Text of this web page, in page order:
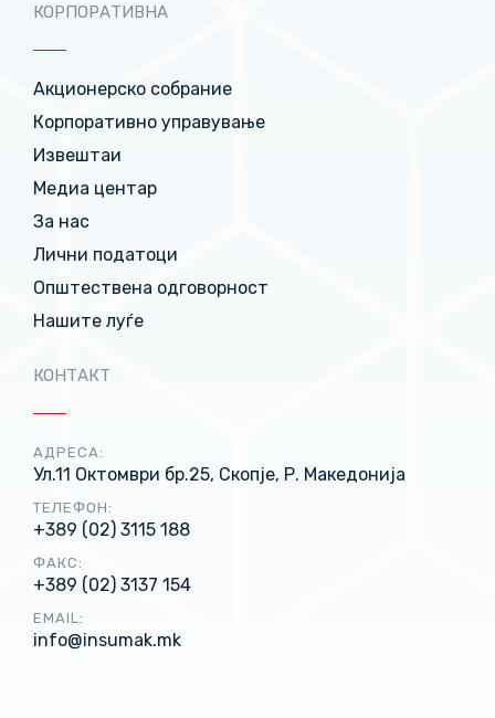
КОРПОРАТИВНА
Акционерско собрание
Корпоративно управување
Извештаи
Медиа центар
За нас
Лични податоци
Општествена одговорност
Нашите луѓе
КОНТАКТ
АДРЕСА:
Ул.11 Октомври бр.25, Скопје, Р. Македонија
ТЕЛЕФОН:
+389 (02) 3115 188
ФАКС:
+389 (02) 3137 154
EMAIL:
info@insumak.mk